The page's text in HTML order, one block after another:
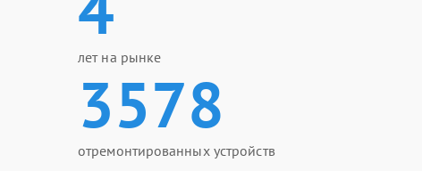
лет на рынке
3578
отремонтированных устройств